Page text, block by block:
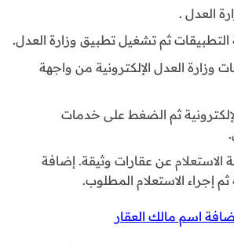
العدل .
التطبيقات ثم تشغيل تطبيق وزارة العدل.
العدل الإلكترونية من واجهة
ثم الضغط على خدمات
عن عقارات وثيقة. إضافة
ثم إجراء الاستعلام المطلوب.
اسم مالك العقار